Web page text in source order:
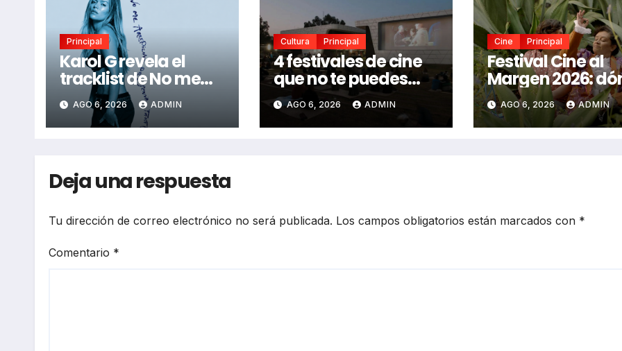
Principal
Karol G revela el
tracklist de No me
arrepiento de sentir
tanto: Drake, Bruno
Mars y más estrellas
AGO 6, 2026 ADMIN
Cultura Principal
4 festivales de cine
que no te puedes
perder en CDMX este
2026
AGO 6, 2026 ADMIN
Cine Principal
Festival Cine al
Margen 2026:
ver gratis cine
mexicano
independiente
AGO 6, 2026 ADMIN
Deja una respuesta
Tu dirección de correo electrónico no será publicada. Los campos obligatorios están marcados con *
Comentario *